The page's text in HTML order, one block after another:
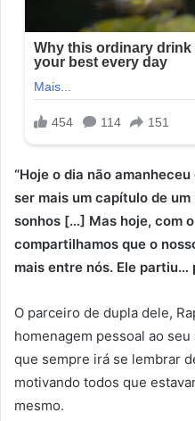
“Hoje o dia não
ser mais um capítulo de
sonhos […] Mas hoje, com
compartilhamos que o
mais entre nós. Ele partiu…
O parceiro de dupla dele,
homenagem pessoal ao
que sempre irá se lembrar
motivando todos que
mesmo.